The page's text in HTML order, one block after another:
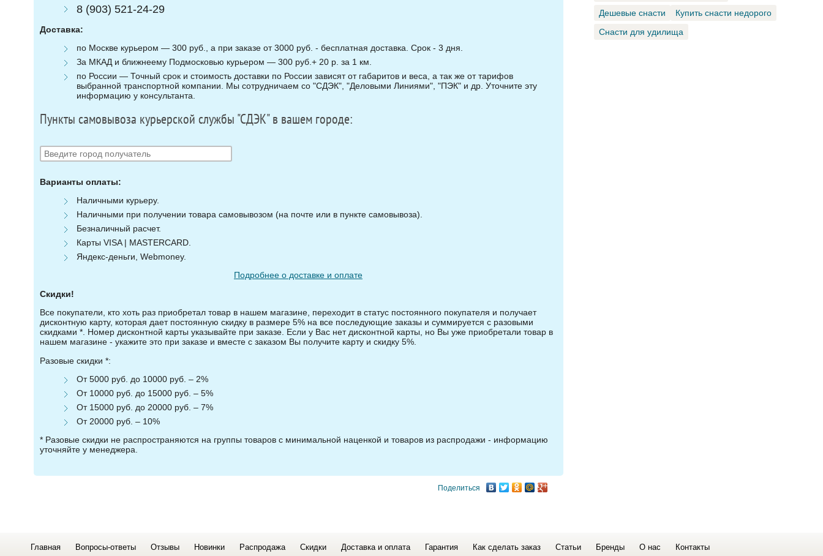
8 (903) 521-24-29
Доставка:
по Москве курьером — 300 руб., а при заказе от 3000 руб. - бесплатная доставка. Срок - 3 дня.
За МКАД и ближнеему Подмосковью курьером — 300 руб.+ 20 р. за 1 км.
по России — Точный срок и стоимость доставки по России зависят от габаритов и веса, а так же от тарифов
выбранной транспортной компании. Мы сотрудничаем со "СДЭК", "Деловыми Линиями", "ПЭК" и др. Уточните эту
информацию у консультанта.
Пункты самовывоза курьерской службы "СДЭК" в вашем городе:
Варианты оплаты:
Наличными курьеру.
Наличными при получении товара самовывозом (на почте или в пункте самовывоза).
Безналичный расчет.
Карты VISA | MASTERCARD.
Яндекс-деньги, Webmoney.
Подробнее о доставке и оплате
Скидки!
Все покупатели, кто хоть раз приобретал товар в нашем магазине, переходит в статус постоянного покупателя и получает
дисконтную карту, которая дает постоянную скидку в размере 5% на все последующие заказы и суммируется с разовыми
скидками *. Номер дисконтной карты указывайте при заказе. Если у Вас нет дисконтной карты, но Вы уже приобретали товар в
нашем магазине - укажите это при заказе и вместе с заказом Вы получите карту и скидку 5%.
Разовые скидки *:
От 5000 руб. до 10000 руб. – 2%
От 10000 руб. до 15000 руб. – 5%
От 15000 руб. до 20000 руб. – 7%
От 20000 руб. – 10%
* Разовые скидки не распространяются на группы товаров с минимальной наценкой и товаров из распродажи - информацию
уточняйте у менеджера.
Поделиться
Дешевые снасти
Купить снасти недорого
Снасти для удилища
Главная Вопросы-ответы Отзывы Новинки Распродажа Скидки Доставка и оплата Гарантия Как сделать заказ Статьи Бренды О нас Контакты